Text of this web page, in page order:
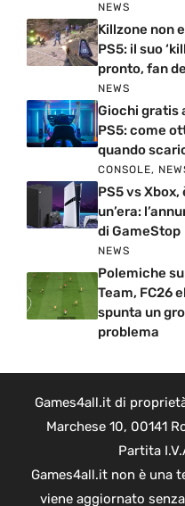
NEWS
Killzone non
PS5: il suo
pronto, fan
NEWS
Giochi gratis
PS5: come
quando
CONSOLE,
PS5 vs Xbox,
un’era:
di GameStop
NEWS
Polemiche
Team, FC26
spunta un
problema
Games4all.it di
Marchese 10, 00141
Partita
Games4all.it non è una
viene aggiornato